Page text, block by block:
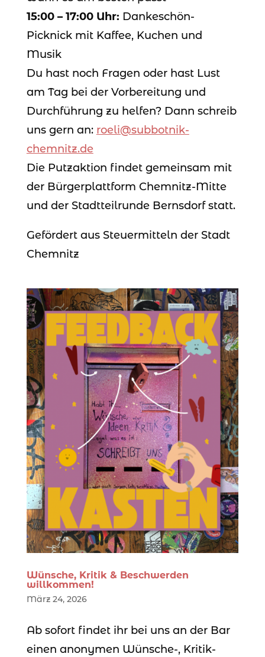
15:00 – 17:00 Uhr: Dankeschön-
Picknick mit Kaffee, Kuchen und
Musik
Du hast noch Fragen oder hast Lust
am Tag bei der Vorbereitung und
Durchführung zu helfen? Dann schreib
uns gern an: roeli@subbotnik-
chemnitz.de
Die Putzaktion findet gemeinsam mit
der Bürgerplattform Chemnitz-Mitte
und der Stadtteilrunde Bernsdorf statt.
Gefördert aus Steuermitteln der Stadt
Chemnitz
Wünsche, Kritik & Beschwerden
willkommen!
März 24, 2026
Ab sofort findet ihr bei uns an der Bar
einen anonymen Wünsche-, Kritik-